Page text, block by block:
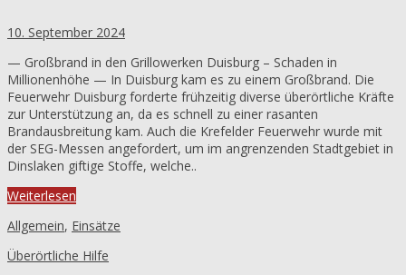
10. September 2024
— Großbrand in den Grillowerken Duisburg – Schaden in
Millionenhöhe — In Duisburg kam es zu einem Großbrand. Die
Feuerwehr Duisburg forderte frühzeitig diverse überörtliche Kräfte
zur Unterstützung an, da es schnell zu einer rasanten
Brandausbreitung kam. Auch die Krefelder Feuerwehr wurde mit
der SEG-Messen angefordert, um im angrenzenden Stadtgebiet in
Dinslaken giftige Stoffe, welche..
Weiterlesen
Allgemein, Einsätze
Überörtliche Hilfe